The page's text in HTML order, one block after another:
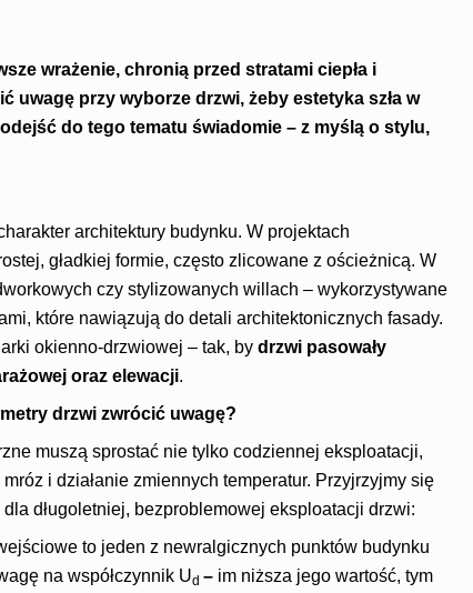
wrażenie, chronią przed stratami ciepła i
uwagę przy wyborze drzwi, żeby estetyka szła w
do tego tematu świadomie – z myślą o stylu,
architektury budynku. W projektach
gładkiej formie, często zlicowane z ościeżnicą. W
czy stylizowanych willach – wykorzystywane
które nawiązują do detali architektonicznych fasady.
okienno-drzwiowej – tak, by drzwi pasowały
oraz elewacji.
drzwi zwrócić uwagę?
muszą sprostać nie tylko codziennej eksploatacji,
i działanie zmiennych temperatur. Przyjrzyjmy się
długoletniej, bezproblemowej eksploatacji drzwi:
to jeden z newralgicznych punktów budynku
na współczynnik Ud – im niższa jego wartość, tym